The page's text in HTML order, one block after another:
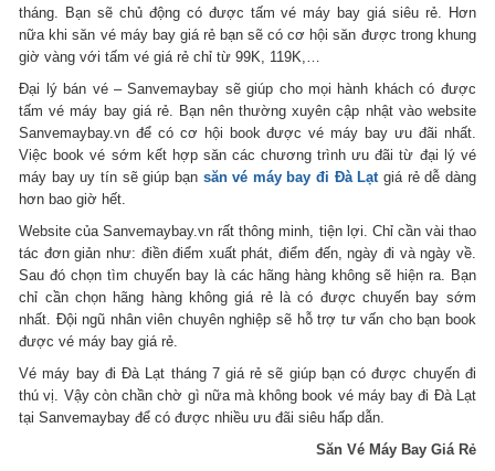
tháng. Bạn sẽ chủ động có được tấm vé máy bay giá siêu rẻ. Hơn
nữa khi săn vé máy bay giá rẻ bạn sẽ có cơ hội săn được trong khung
giờ vàng với tấm vé giá rẻ chỉ từ 99K, 119K,…
Đại lý bán vé – Sanvemaybay sẽ giúp cho mọi hành khách có được
tấm vé máy bay giá rẻ. Bạn nên thường xuyên cập nhật vào website
Sanvemaybay.vn để có cơ hội book được vé máy bay ưu đãi nhất.
Việc book vé sớm kết hợp săn các chương trình ưu đãi từ đại lý vé
máy bay uy tín sẽ giúp bạn săn vé máy bay đi Đà Lạt giá rẻ dễ dàng
hơn bao giờ hết.
Website của Sanvemaybay.vn rất thông minh, tiện lợi. Chỉ cần vài thao
tác đơn giản như: điền điểm xuất phát, điểm đến, ngày đi và ngày về.
Sau đó chọn tìm chuyến bay là các hãng hàng không sẽ hiện ra. Bạn
chỉ cần chọn hãng hàng không giá rẻ là có được chuyến bay sớm
nhất. Đội ngũ nhân viên chuyên nghiệp sẽ hỗ trợ tư vấn cho bạn book
được vé máy bay giá rẻ.
Vé máy bay đi Đà Lạt tháng 7 giá rẻ sẽ giúp bạn có được chuyến đi
thú vị. Vậy còn chần chờ gì nữa mà không book vé máy bay đi Đà Lạt
tại Sanvemaybay để có được nhiều ưu đãi siêu hấp dẫn.
Săn Vé Máy Bay Giá Rẻ